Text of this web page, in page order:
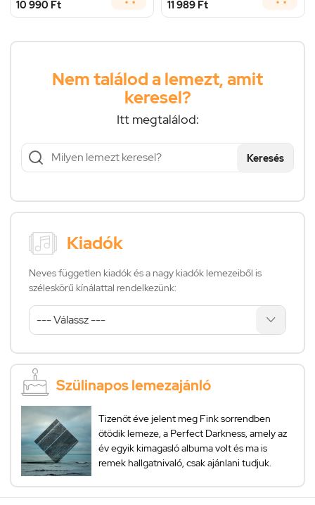
10 990 Ft 11 989 Ft
Nem találod a lemezt, amit
keresel?
Itt megtalálod:
Keresés
Kiadók
Neves független kiadók és a nagy kiadók lemezeiből is
széleskörű kínálattal rendelkezünk:
Szülinapos lemezajánló
Tizenöt éve jelent meg Fink sorrendben
ötödik lemeze, a Perfect Darkness, amely az
év egyik kimagasló albuma volt és ma is
remek hallgatnivaló, csak ajánlani tudjuk.